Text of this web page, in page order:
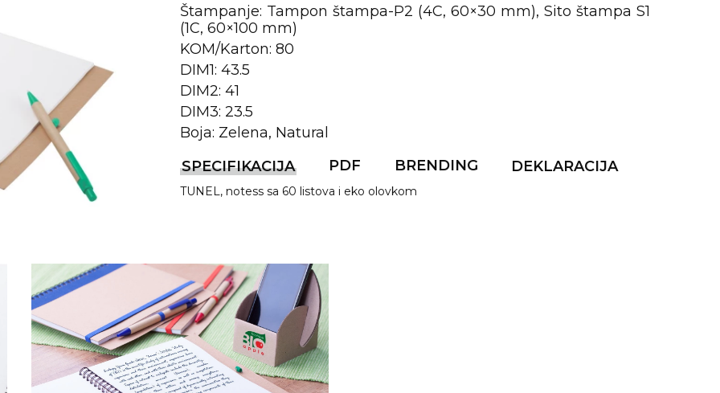
Štampanje: Tampon štampa-P2 (4C, 60×30 mm), Sito štampa S1
(1C, 60×100 mm)
KOM/Karton: 80
DIM1: 43.5
DIM2: 41
DIM3: 23.5
Boja: Zelena, Natural
SPECIFIKACIJA
PDF BRENDING DEKLARACIJA
TUNEL, notess sa 60 listova i eko olovkom